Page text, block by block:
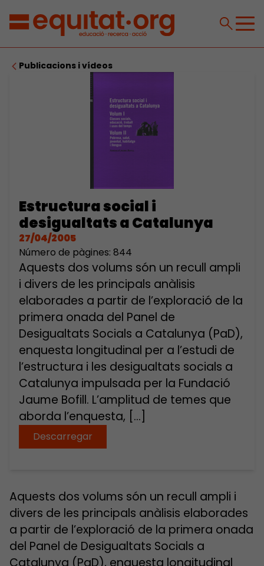
Publicacions i vídeos
Estructura social i
desigualtats a Catalunya
27/04/2005
Número de pàgines: 844
Aquests dos volums són un recull ampli
i divers de les principals anàlisis
elaborades a partir de l’exploració de la
primera onada del Panel de
Desigualtats Socials a Catalunya (PaD),
enquesta longitudinal per a l’estudi de
l’estructura i les desigualtats socials a
Catalunya impulsada per la Fundació
Jaume Bofill. L’amplitud de temes que
aborda l’enquesta, […]
Descarregar
Aquests dos volums són un recull ampli i
divers de les principals anàlisis elaborades
a partir de l’exploració de la primera onada
del Panel de Desigualtats Socials a
Catalunya (PaD), enquesta longitudinal